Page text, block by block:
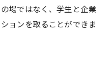
場ではなく、学生と企業
ョンを取ることができま